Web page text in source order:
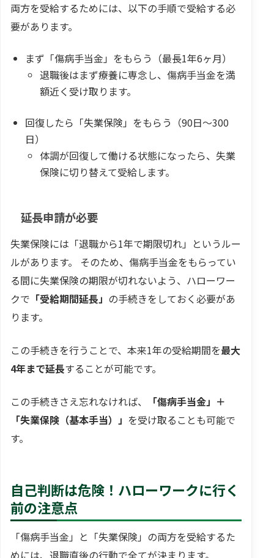
両方を受給するためには、以下の手順で受給する必
要があります。
まず「傷病手当金」をもらう（最長1年6ヶ月）
退職後はまず療養に専念し、傷病手当金を満
額近く受け取ります。
回復したら「失業保険」をもらう（90日〜300
日）
体調が回復して働ける状態になったら、失業
保険に切り替えて受給します。
延長申請が必要
失業保険には「退職から1年で期限切れ」というルー
ルがあります。 そのため、傷病手当金をもらってい
る間に失業保険の期限が切れないよう、ハローワー
クで 「受給期間延長」 の手続きをしておく必要があ
ります。
この手続きを行うことで、本来1年の受給期間を最大
4年まで延長することが可能です。
この手続きさえ忘れなければ、
「傷病手当金」＋
「失業保険（基本手当）」 を受け取ることも可能で
す。
自己判断は危険！ハローワークに行く
前の注意点
「傷病手当金」と「失業保険」の両方を受給するた